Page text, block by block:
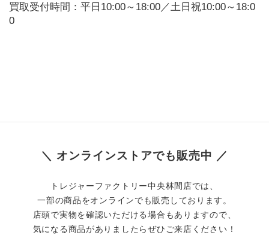
買取受付時間：平日10:00～18:00／土日祝10:00～18:0
0
＼ オンラインストアでも販売中 ／
トレジャーファクトリー中央林間店では、
一部の商品をオンラインでも販売しております。
店頭で実物を確認いただける場合もありますので、
気になる商品がありましたらぜひご来店ください！